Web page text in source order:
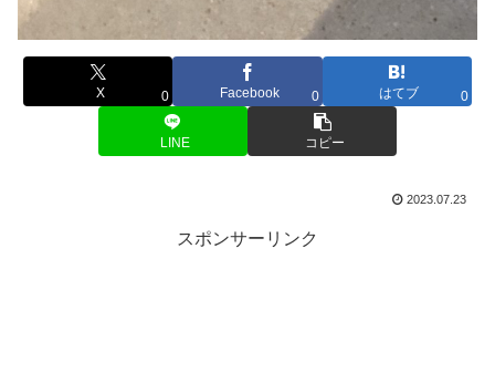
X 0 Facebook 0 はてブ 0
LINE コピー
2023.07.23
スポンサーリンク